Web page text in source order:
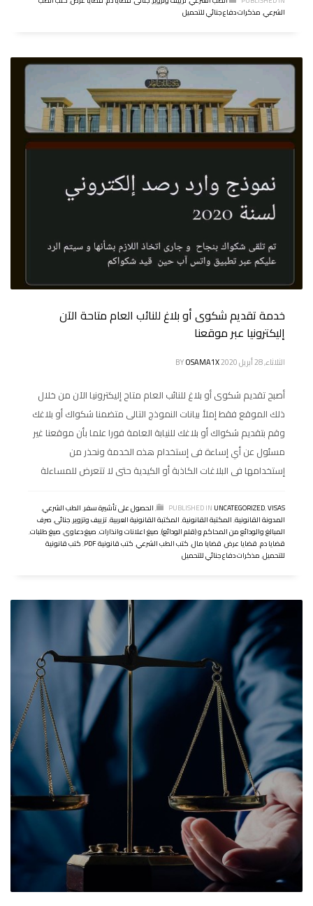
الشرعي,مذكرات دفاع جنائي للتحميل
خدمة تقديم شكوى أو بلاغ للنائب العام متاحة الآن
إليكترونيا عبر موقعنا
الثلاثاء, 28 أبريل 2020 BYOSAMA1X
أصبح تقديم شكوى أو بلاغ للنائب العام متاح إليكترونيا الآن من خلال
ذلك الموقع فقط إملأ بيانات النموذج التالى متضمنا شكواك أو بلاغك
وقم بتقديم شكواك أو بلاغك للنيابة العامة فورا علما بأن موقعنا غير
مسئول عن أي إساءة فى إستخدام هذه الخدمة ونحذر من
إستخدامها فى البلاغات الكاذبة أو الكيدية حتى لا تتعرض للمساءلة
PUBLISHED IN UNCATEGORIZED,VISAS
,الحصول على تأشيرة سفر,الطب الشرعي,
المدونة القانونية,المكتبة القانونية,المكتبة القانونية العربية,تزييف وتزوير,جنائى,صرف
المبالغ والودائع من المحاكم و (قلم الودائع),صيغ اعلانات وانذارات,صيغ دعاوى,صيغ طلبات,
قضايا دم,قضايا عرض,قضايا مال,كتب الطب الشرعي,كتب قانونية PDF ,كتب قانونية
للتحميل,مذكرات دفاع جنائي للتحميل